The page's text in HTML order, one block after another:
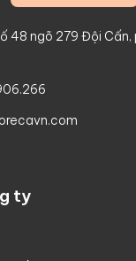
48 ngõ 279 Đội Cấn,
ty